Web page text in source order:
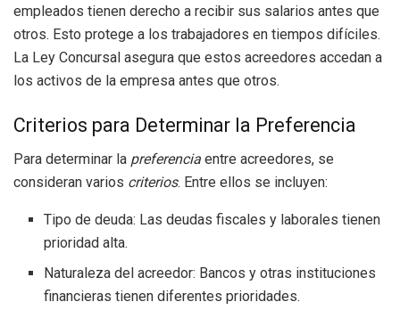
empleados tienen derecho a recibir sus salarios antes que
otros. Esto protege a los trabajadores en tiempos difíciles.
La Ley Concursal asegura que estos acreedores accedan a
los activos de la empresa antes que otros.
Criterios para Determinar la Preferencia
Para determinar la preferencia entre acreedores, se
consideran varios criterios. Entre ellos se incluyen:
Tipo de deuda: Las deudas fiscales y laborales tienen
prioridad alta.
Naturaleza del acreedor: Bancos y otras instituciones
financieras tienen diferentes prioridades.